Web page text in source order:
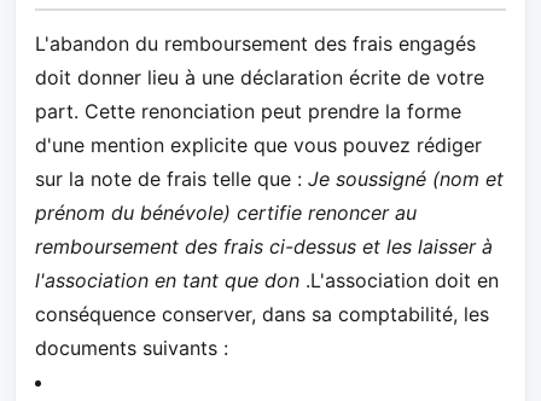
L'abandon du remboursement des frais engagés
doit donner lieu à une déclaration écrite de votre
part. Cette renonciation peut prendre la forme
d'une mention explicite que vous pouvez rédiger
sur la note de frais telle que : Je soussigné (nom et
prénom du bénévole) certifie renoncer au
remboursement des frais ci-dessus et les laisser à
l'association en tant que don .L'association doit en
conséquence conserver, dans sa comptabilité, les
documents suivants :